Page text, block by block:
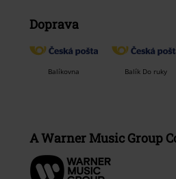
Doprava
Balíkovna Balík Do ruky
A Warner Music Group